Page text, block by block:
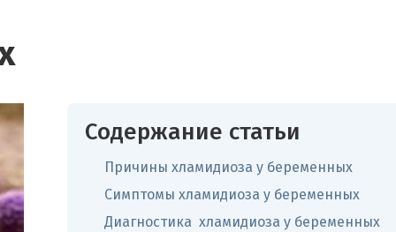
Содержание статьи
Причины хламидиоза у беременных
Симптомы хламидиоза у беременных
Диагностика хламидиоза у беременных